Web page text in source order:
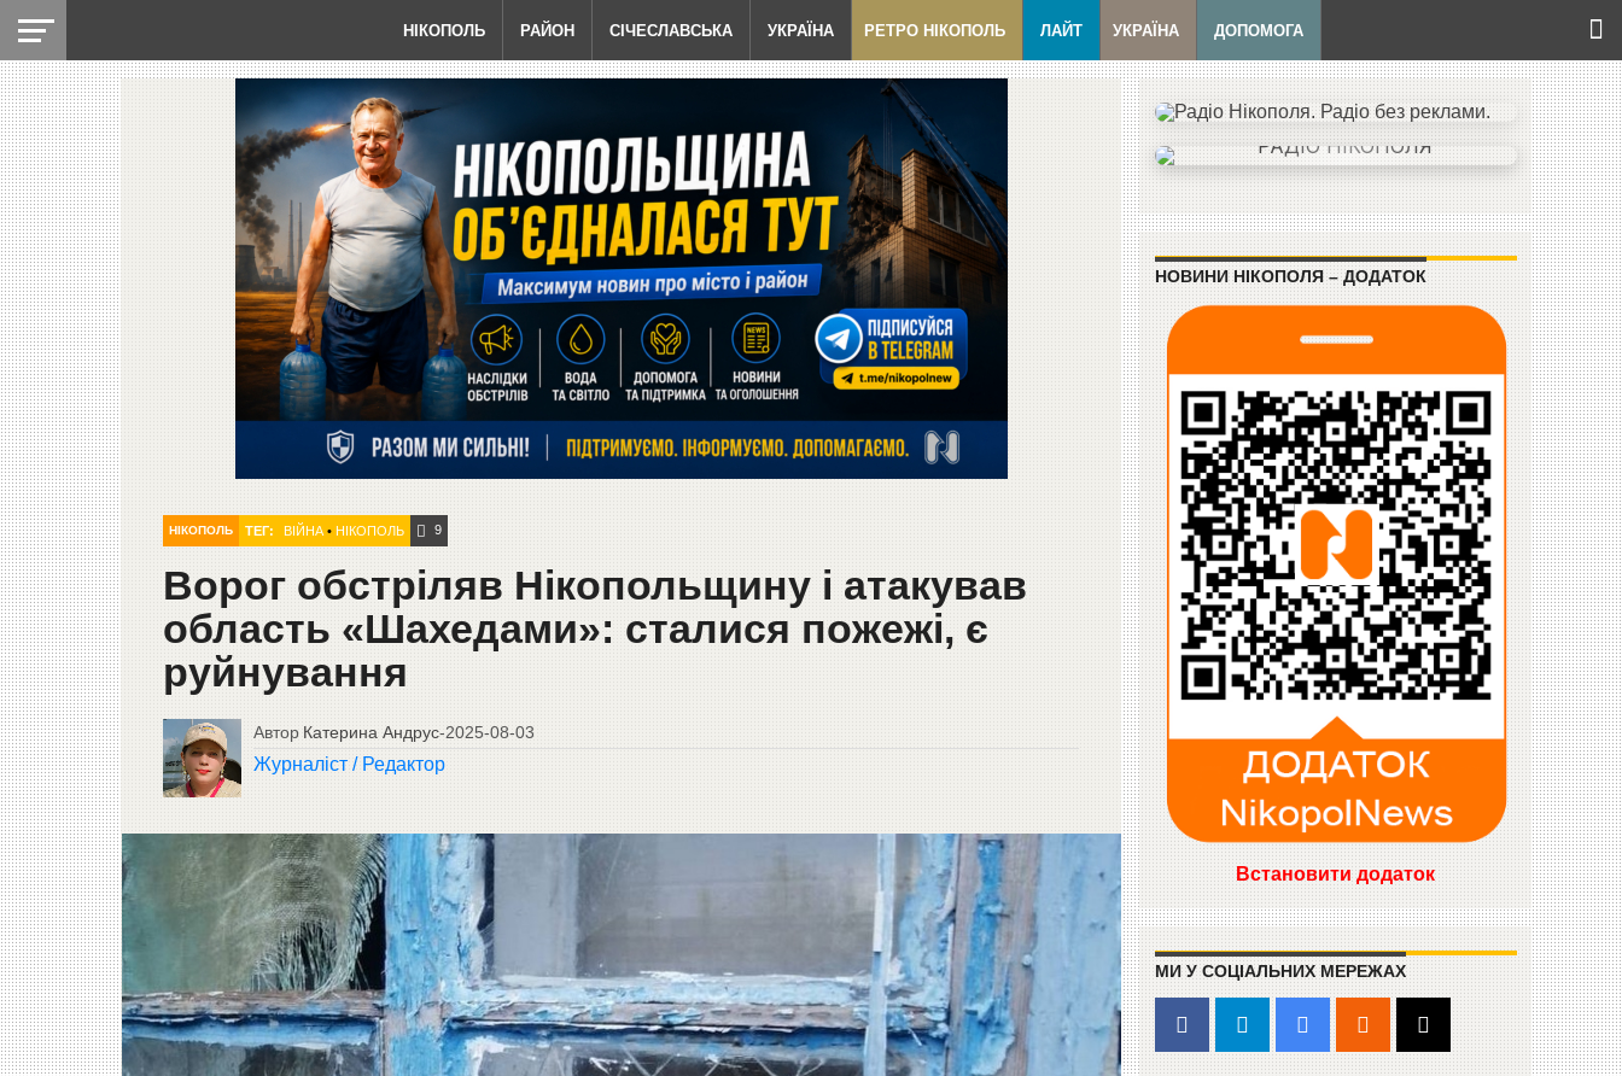
НІКОПОЛЬ РАЙОН СІЧЕСЛАВСЬКА УКРАЇНА РЕТРО НІКОПОЛЬ ЛАЙТ УКРАЇНА ДОПОМОГА
НІКОПОЛЬ ТЕГ: ВІЙНА• НІКОПОЛЬ 9
Ворог обстріляв Нікопольщину і атакував
область «Шахедами»: сталися пожежі, є
руйнування
Автор Катерина Андрус-2025-08-03
Журналіст / Редактор
НОВИНИ НІКОПОЛЯ – ДОДАТОК
Встановити додаток
МИ У СОЦІАЛЬНИХ МЕРЕЖАХ